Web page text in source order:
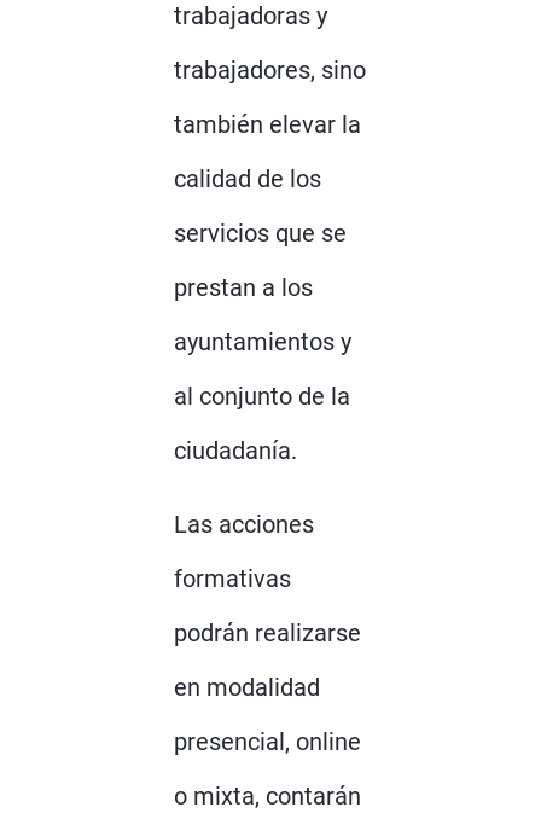
trabajadoras y
trabajadores, sino
también elevar la
calidad de los
servicios que se
prestan a los
ayuntamientos y
al conjunto de la
ciudadanía.
Las acciones
formativas
podrán realizarse
en modalidad
presencial, online
o mixta, contarán